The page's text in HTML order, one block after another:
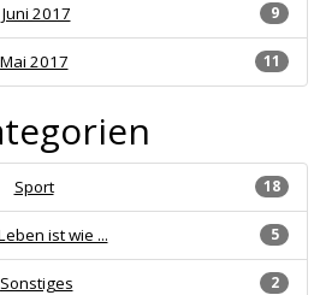
9
Juni 2017
11
Mai 2017
18
Sport
5
ist wie ...
2
Sonstiges